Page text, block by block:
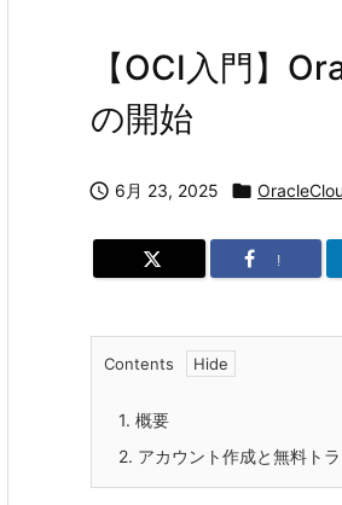
【OCI入門】
の開始
 6月 23, 2025 
!
Contents
1. 概要
2. アカウント作成と無料ト